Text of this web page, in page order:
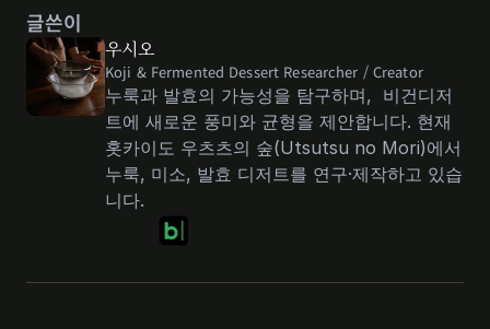
글쓴이
우시오
Koji & Fermented Dessert Researcher / Creator
누룩과 발효의 가능성을 탐구하며,  비건디저
트에 새로운 풍미와 균형을 제안합니다. 현재
홋카이도 우츠츠의 숲(Utsutsu no Mori)에서
누룩, 미소, 발효 디저트를 연구·제작하고 있습
니다.